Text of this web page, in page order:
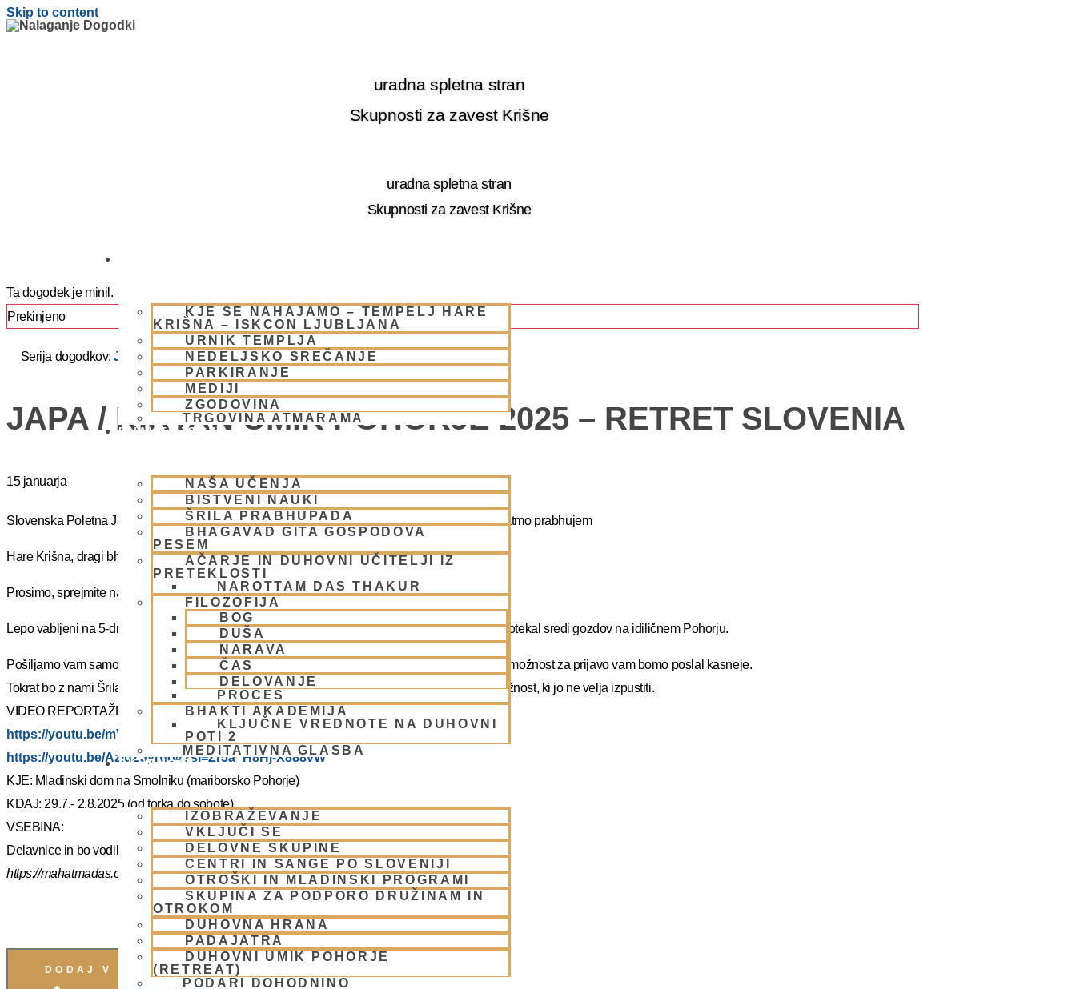
Skip to content
uradna spletna stran
Skupnosti za zavest Krišne
uradna spletna stran
Skupnosti za zavest Krišne
KJE SE NAHAJAMO – TEMPELJ HARE
KRIŠNA – ISKCON LJUBLJANA
URNIK TEMPLJA
NEDELJSKO SREČANJE
PARKIRANJE
MEDIJI
ZGODOVINA
TRGOVINA ATMARAMA
BHAKTI JOGA
NAŠA UČENJA
BISTVENI NAUKI
ŠRILA PRABHUPADA
BHAGAVAD GITA GOSPODOVA
PESEM
AČARJE IN DUHOVNI UČITELJI IZ
PRETEKLOSTI
NAROTTAM DAS THAKUR
FILOZOFIJA
BOG
DUŠA
NARAVA
ČAS
DELOVANJE
PROCES
BHAKTI AKADEMIJA
KLJUČNE VREDNOTE NA DUHOVNI
POTI 2
MEDITATIVNA GLASBA
SKUPNOST
IZOBRAŽEVANJE
VKLJUČI SE
DELOVNE SKUPINE
CENTRI IN SANGE PO SLOVENIJI
OTROŠKI IN MLADINSKI PROGRAMI
SKUPINA ZA PODPORO DRUŽINAM IN
OTROKOM
DUHOVNA HRANA
PADAJATRA
DUHOVNI UMIK POHORJE
(RETREAT)
PODARI DOHODNINO
Ta dogodek je minil.
Prekinjeno
Serija dogodkov:JAPA / KIRTAN UMIK POHORJE 2025 – RETRET SLOVENIA
JAPA / KIRTAN UMIK POHORJE 2025 – RETRET SLOVENIA
15 januarja
Slovenska Poletna Jatra vas vabi na DUHOVNI UMIK 2025 – »Japa duhovni umik z NM Mahatmo prabhujem
Hare Krišna, dragi bhakte!
Prosimo, sprejmite naše ponižno spoštovanje! Vsa slava Šrila Prabhupadu!
Lepo vabljeni na 5-dnevno nepozabno transcendentalno izkušnjo na DUHOVNI UMIK, ki bo potekal sredi gozdov na idiličnem Pohorju.
Pošiljamo vam samo osnovno informacijo tako da si lahko rezervirate dopust. Več podatkov in možnost za prijavo vam bomo poslal kasneje.
Tokrat bo z nami Šrila Prabhupadov učenec, duhovni učitelj NM Mahatma prabhu. Redka priložnost, ki jo ne velja izpustiti.
VIDEO REPORTAŽE IZ PREJŠNIH UMIKOV – KLIKNI 🙂
https://youtu.be/mVmx_h4mTCc?si=iYB7KXEdqz7Nz2is
https://youtu.be/AziuZJyrho4?si=Zr5a_H8Hj-X888vW
KJE: Mladinski dom na Smolniku (mariborsko Pohorje)
KDAJ: 29.7.- 2.8.2025 (od torka do sobote)
VSEBINA:
Delavnice in bo vodil, Šrila Prabhupadov učenec NM Mahatma prabhu
https://mahatmadas.com